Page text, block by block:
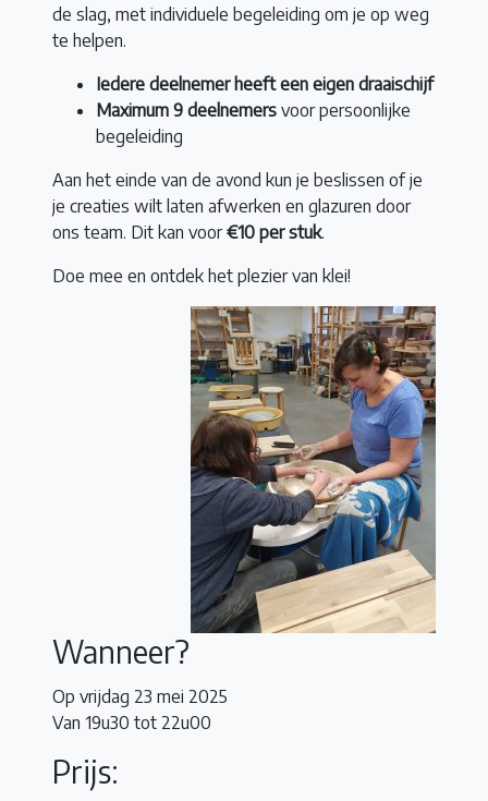
de slag, met individuele begeleiding om je op weg
te helpen.
Iedere deelnemer heeft een eigen draaischijf
Maximum 9 deelnemers voor persoonlijke
begeleiding
Aan het einde van de avond kun je beslissen of je
je creaties wilt laten afwerken en glazuren door
ons team. Dit kan voor€10 per stuk.
Doe mee en ontdek het plezier van klei!
Wanneer?
Op vrijdag 23 mei 2025
Van 19u30 tot 22u00
Prijs: